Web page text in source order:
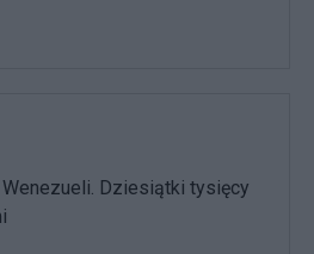
Dziesiątki tysięcy